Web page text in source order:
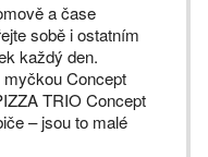
a čase
sobě i ostatním
každý den.
Concept
TRIO Concept
– jsou to malé